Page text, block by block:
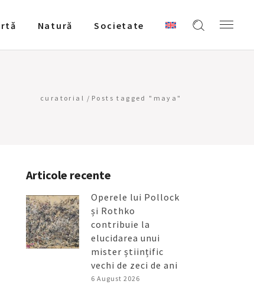
Natură Societate
curatorial / Posts tagged "maya"
Articole recente
Operele lui Pollock
și Rothko
contribuie la
elucidarea unui
mister științific
vechi de zeci de ani
6 August 2026